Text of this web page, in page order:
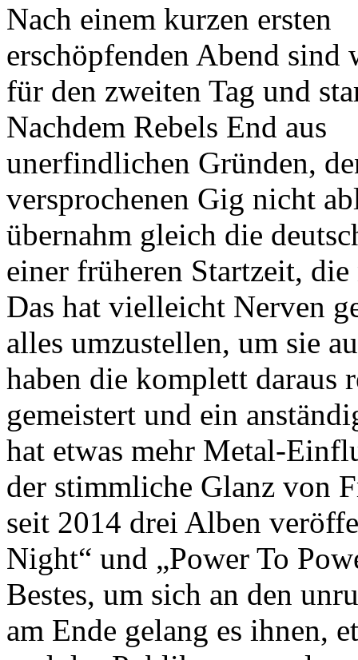
Nach einem kurzen ersten
erschöpfenden Abend sind
für den zweiten Tag und
Nachdem Rebels End aus
unerfindlichen Gründen,
versprochenen Gig nicht
übernahm gleich die
einer früheren Startzeit,
Das hat vielleicht Nerven
alles umzustellen, um sie
haben die komplett daraus
gemeistert und ein
hat etwas mehr Metal-
der stimmliche Glanz von
seit 2014 drei Alben
Night“ und „Power To
Bestes, um sich an den
am Ende gelang es ihnen,